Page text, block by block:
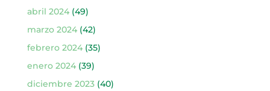
abril 2024(49)
marzo 2024(42)
febrero 2024(35)
enero 2024(39)
diciembre 2023(40)